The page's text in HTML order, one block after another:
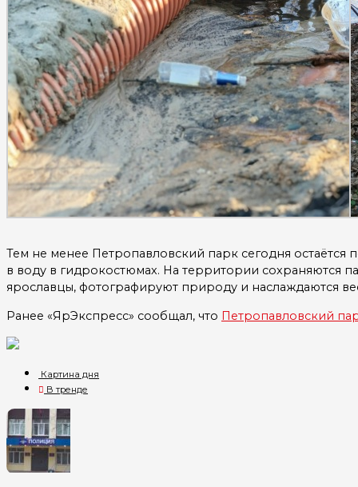
Тем не менее Петропавловский парк сегодня остаётся
в воду в гидрокостюмах. На территории сохраняются
ярославцы, фотографируют природу и наслаждаются
Ранее «ЯрЭкспресс» сообщал, что Петропавловский
Картина дня
В тренде